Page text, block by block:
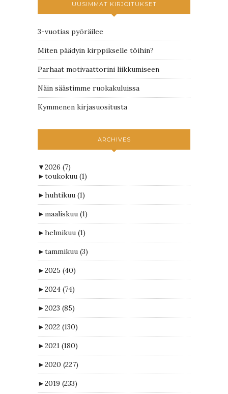
UUSIMMAT KIRJOITUKSET
3-vuotias pyöräilee
Miten päädyin kirppikselle töihin?
Parhaat motivaattorini liikkumiseen
Näin säästimme ruokakuluissa
Kymmenen kirjasuositusta
ARCHIVES
▼2026 (7)
►toukokuu (1)
►huhtikuu (1)
►maaliskuu (1)
►helmikuu (1)
►tammikuu (3)
►2025 (40)
►2024 (74)
►2023 (85)
►2022 (130)
►2021 (180)
►2020 (227)
►2019 (233)